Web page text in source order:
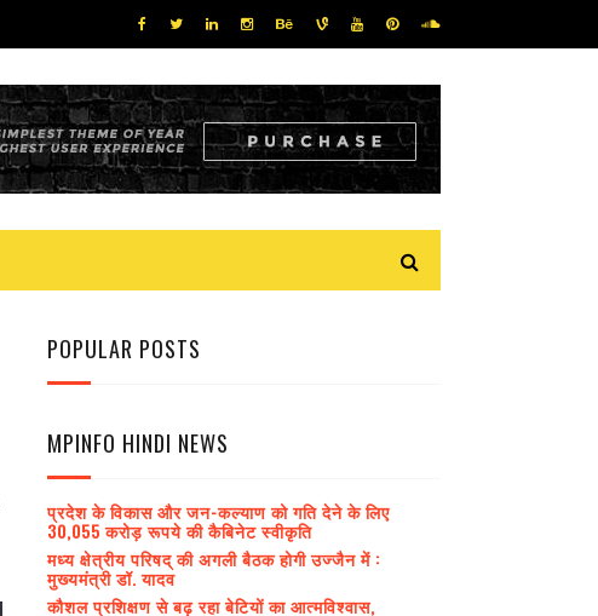
POPULAR POSTS
MPINFO HINDI NEWS
प्रदेश के विकास और जन-कल्याण को गति देने के लिए
30,055 करोड़ रूपये की कैबिनेट स्वीकृति
मध्य क्षेत्रीय परिषद् की अगली बैठक होगी उज्जैन में :
मुख्यमंत्री डॉ. यादव
कौशल प्रशिक्षण से बढ़ रहा बेटियों का आत्मविश्वास,